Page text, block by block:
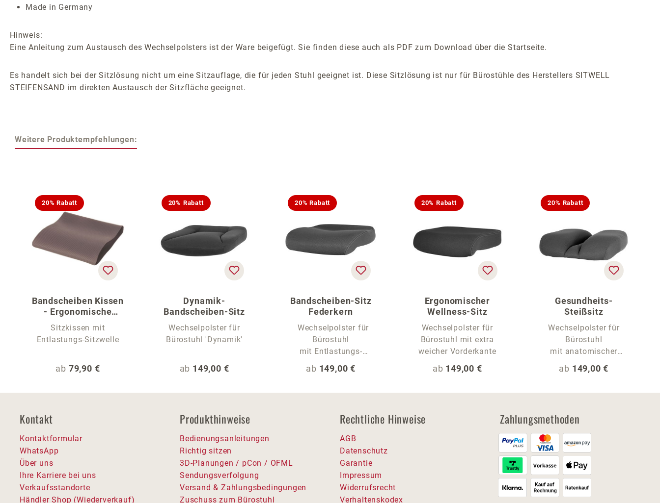
Made in Germany
Hinweis:
Eine Anleitung zum Austausch des Wechselpolsters ist der Ware beigefügt. Sie finden diese auch als PDF zum Download über die Startseite.
Es handelt sich bei der Sitzlösung nicht um eine Sitzauflage, die für jeden Stuhl geeignet ist. Diese Sitzlösung ist nur für Bürostühle des Herstellers SITWELL
STEIFENSAND im direkten Austausch der Sitzfläche geeignet.
Weitere Produktempfehlungen:
20% Rabatt
Bandscheiben Kissen
- Ergonomische
Sitzauflage
Sitzkissen mit
Entlastungs-Sitzwelle
Regulärer Preis:
ab 79,90 €
20% Rabatt
Dynamik-
Bandscheiben-Sitz
Wechselpolster für
Bürostuhl 'Dynamik'
Regulärer Preis:
ab 149,00 €
20% Rabatt
Bandscheiben-Sitz
Federkern
Wechselpolster für
Bürostuhl
mit Entlastungs-
Regulärer Preis:
ab 149,00 €
20% Rabatt
Ergonomischer
Wellness-Sitz
Wechselpolster für
Bürostuhl mit extra
weicher Vorderkante
Regulärer Preis:
ab 149,00 €
20% Rabatt
Gesundheits-
Steißsitz
Wechselpolster für
Bürostuhl
mit anatomischer
Regulärer Preis:
ab 149,00 €
Kontakt
Kontaktformular
WhatsApp
Über uns
Ihre Karriere bei uns
Verkaufsstandorte
Händler Shop (Wiederverkauf)
Produkthinweise
Bedienungsanleitungen
Richtig sitzen
3D-Planungen / pCon / OFML
Sendungsverfolgung
Versand & Zahlungsbedingungen
Zuschuss zum Bürostuhl
Rechtliche Hinweise
AGB
Datenschutz
Garantie
Impressum
Widerrufsrecht
Verhaltenskodex
Zahlungsmethoden